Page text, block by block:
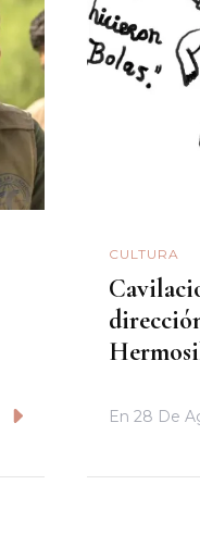
CULTURA
En 28 De